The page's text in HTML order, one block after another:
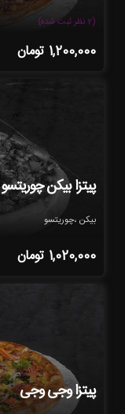
(2 نظر ثبت شده)
1,200,000 تومان
پیتزا بیکن چوریتسو
بیکن ،چوریتسو
1,020,000 تومان
پیتزا وجی وجی